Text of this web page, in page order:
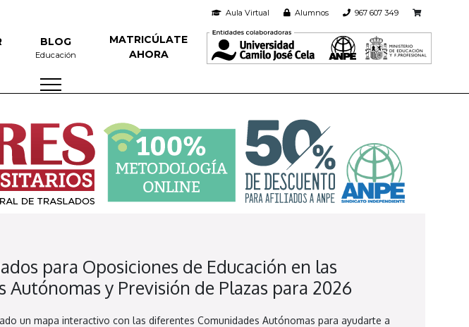
Aula Virtual Alumnos 967 607 349
BLOG
Educación
MATRICÚLATE
AHORA
para Oposiciones de Educación en las
y Previsión de Plazas para 2026
un mapa interactivo con las diferentes Comunidades Autónomas para ayudarte a